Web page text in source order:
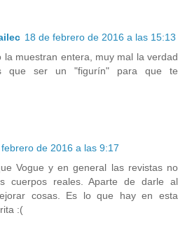
18 de febrero de 2016 a las 15:13
la muestran entera, muy mal la verdad
que ser un "figurín" para que te
de 2016 a las 9:17
Vogue y en general las revistas no
cuerpos reales. Aparte de darle al
cosas. Es lo que hay en esta
:(